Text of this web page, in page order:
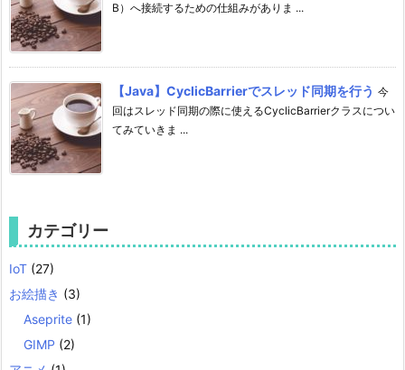
B）へ接続するための仕組みがありま ...
【Java】CyclicBarrierでスレッド同期を行う 今
回はスレッド同期の際に使えるCyclicBarrierクラスについ
てみていきま ...
カテゴリー
IoT (27)
お絵描き (3)
Aseprite (1)
GIMP (2)